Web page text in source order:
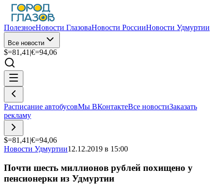
ПолезноеНовости ГлазоваНовости РоссииНовости Удмуртии
Все новости
$=81,41 |€=94,06
Расписание автобусовМы ВКонтактеВсе новостиЗаказать
рекламу
$=81,41 |€=94,06
Новости Удмуртии12.12.2019 в 15:00
Почти шесть миллионов рублей похищено у
пенсионерки из Удмуртии